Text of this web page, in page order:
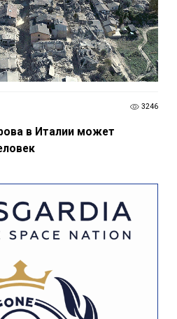
3246
в Италии может